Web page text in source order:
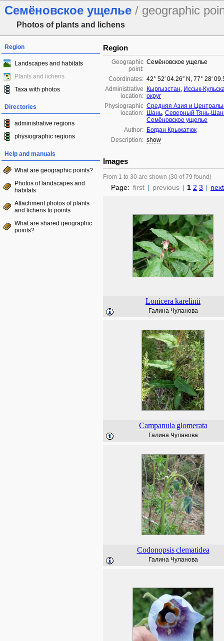
Семёновское ущелье / geographic
Photos of plants and lichens
Region
Landscapes and habitats
Plants and lichens
Taxa with photos
Directories
administrative regions
physiographic regions
Help and manuals
What are geographic points?
Photos of landscapes and
habitats
Attachment photos of plants
and lichens to points
What are shared geographic
points?
Region
Geographic
point:
Семёновское ущелье
Coordinates: 42° 52′ 04.26″ N, 77° 28′
Administrative
location:
Кыргызстан, Иссык-
округ
Physiographic
location:
Средняя Азия и
Шань, Северный Тянь-
Семёновское ущелье
Author: Богдан Крыжатюк
Description: show
Images
From 1 to 30 are shown (30 of 79 found)
Page: first | previous | 1 2 3 | next
Lonicera karelinii
Галина Чуланова
Campanula glomerata
Галина Чуланова
Codonopsis clematidea
Галина Чуланова